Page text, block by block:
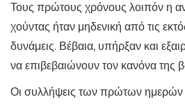
Τους πρώτους χρόνους λοιπόν η
χούντας ήταν μηδενική από τις
δυνάμεις. Βέβαια, υπήρξαν και
να επιβεβαιώνουν τον κανόνα της
Οι συλλήψεις των πρώτων ημερών